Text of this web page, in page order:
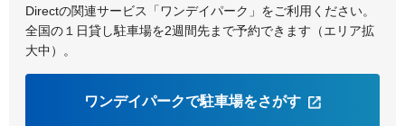
Directの関連サービス「ワンデイパーク」をご利用ください。
全国の１日貸し駐車場を2週間先まで予約できます（エリア拡
大中）。
ワンデイパークで駐車場をさがす